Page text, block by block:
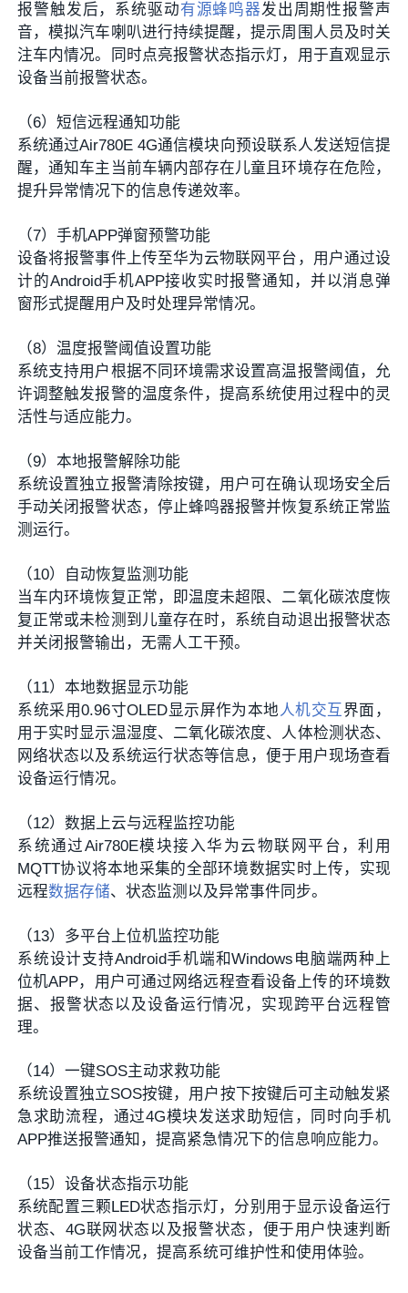
报警触发后，系统驱动有源蜂鸣器发出周期性报警声
音，模拟汽车喇叭进行持续提醒，提示周围人员及时关
注车内情况。同时点亮报警状态指示灯，用于直观显示
设备当前报警状态。
（6）短信远程通知功能
系统通过Air780E 4G通信模块向预设联系人发送短信提
醒，通知车主当前车辆内部存在儿童且环境存在危险，
提升异常情况下的信息传递效率。
（7）手机APP弹窗预警功能
设备将报警事件上传至华为云物联网平台，用户通过设
计的Android手机APP接收实时报警通知，并以消息弹
窗形式提醒用户及时处理异常情况。
（8）温度报警阈值设置功能
系统支持用户根据不同环境需求设置高温报警阈值，允
许调整触发报警的温度条件，提高系统使用过程中的灵
活性与适应能力。
（9）本地报警解除功能
系统设置独立报警清除按键，用户可在确认现场安全后
手动关闭报警状态，停止蜂鸣器报警并恢复系统正常监
测运行。
（10）自动恢复监测功能
当车内环境恢复正常，即温度未超限、二氧化碳浓度恢
复正常或未检测到儿童存在时，系统自动退出报警状态
并关闭报警输出，无需人工干预。
（11）本地数据显示功能
系统采用0.96寸OLED显示屏作为本地人机交互界面，
用于实时显示温湿度、二氧化碳浓度、人体检测状态、
网络状态以及系统运行状态等信息，便于用户现场查看
设备运行情况。
（12）数据上云与远程监控功能
系统通过Air780E模块接入华为云物联网平台，利用
MQTT协议将本地采集的全部环境数据实时上传，实现
远程数据存储、状态监测以及异常事件同步。
（13）多平台上位机监控功能
系统设计支持Android手机端和Windows电脑端两种上
位机APP，用户可通过网络远程查看设备上传的环境数
据、报警状态以及设备运行情况，实现跨平台远程管
理。
（14）一键SOS主动求救功能
系统设置独立SOS按键，用户按下按键后可主动触发紧
急求助流程，通过4G模块发送求助短信，同时向手机
APP推送报警通知，提高紧急情况下的信息响应能力。
（15）设备状态指示功能
系统配置三颗LED状态指示灯，分别用于显示设备运行
状态、4G联网状态以及报警状态，便于用户快速判断
设备当前工作情况，提高系统可维护性和使用体验。